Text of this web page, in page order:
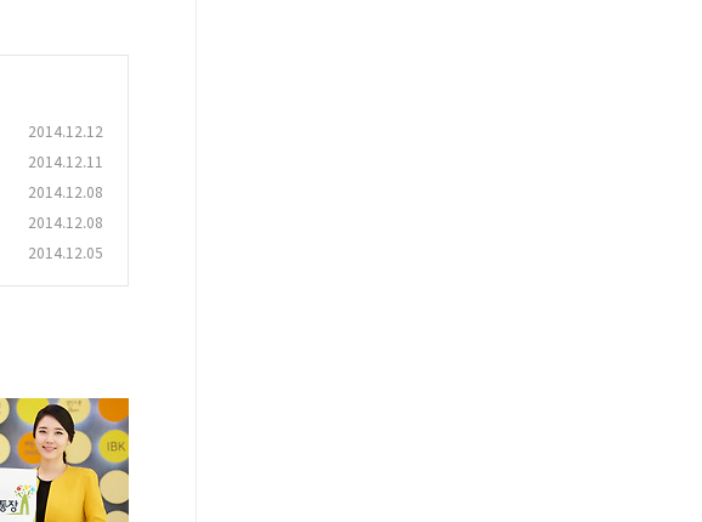
2014.12.12
2014.12.11
2014.12.08
2014.12.08
2014.12.05